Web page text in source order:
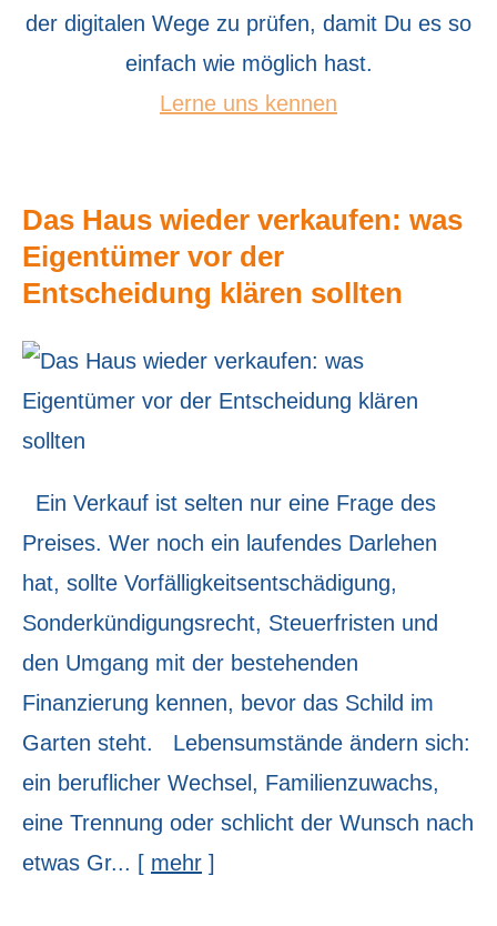
der digitalen Wege zu prüfen, damit Du es so
einfach wie möglich hast.
Lerne uns kennen
Das Haus wieder verkaufen: was
Eigentümer vor der
Entscheidung klären sollten
Ein Verkauf ist selten nur eine Frage des
Preises. Wer noch ein laufendes Darlehen
hat, sollte Vorfälligkeitsentschädigung,
Sonderkündigungsrecht, Steuerfristen und
den Umgang mit der bestehenden
Finanzierung kennen, bevor das Schild im
Garten steht. Lebensumstände ändern sich:
ein beruflicher Wechsel, Familienzuwachs,
eine Trennung oder schlicht der Wunsch nach
etwas Gr... [ mehr ]